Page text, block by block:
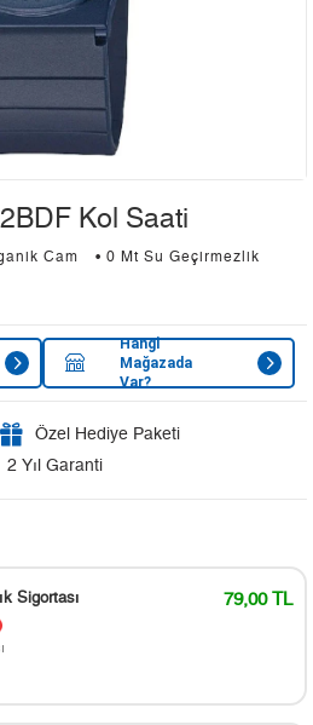
Kol Saati
Cam
• 0 Mt Su Geçirmezlik
Hangi
Mağazada
Var?
Özel Hediye Paketi
2 Yıl Garanti
Sigortası 79,00 TL